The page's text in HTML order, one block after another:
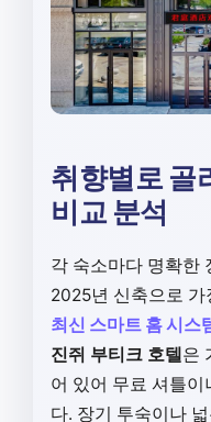
취향별로 골
비교 분석
각 숙소마다 명확한
2025년 신축으로
최신 스마트 홈 시스
진쥐 부티크 호텔은
어 있어 무료 셔틀
다. 장기 투숙이나